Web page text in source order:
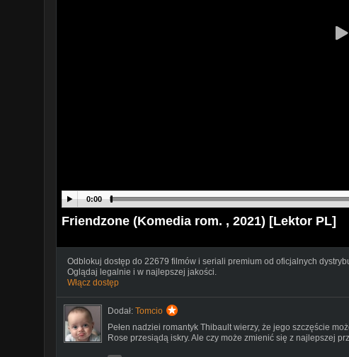
0:00
Friendzone (Komedia rom. , 2021) [Lektor PL]
Odblokuj dostęp do 22679 filmów i seriali premium od oficjalnych
Oglądaj legalnie i w najlepszej jakości.
Włącz dostęp
Dodał: Tomcio
Pełen nadziei romantyk Thibault wierzy, że jego szczęście
Rose przesiądą iskry. Ale czy może zmienić się z najlepszej